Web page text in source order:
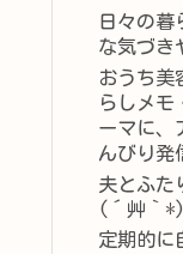
日々の暮
な気づき
おうち美
らしメモ
ーマに、
んびり
夫とふた
(´艸｀*)
定期的に